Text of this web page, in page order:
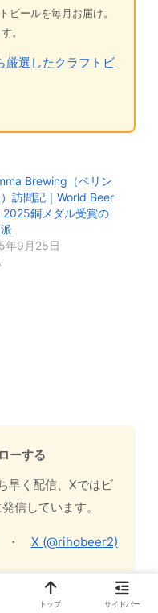
ビールを毎月お届け。
。
厳選したクラフトビ
Brewing（ベリン
訪問記｜World Beer
2025銅メダル受賞の
年9月25日
ーする
早く配信、Xではビ
信しています。
・ X (@rihobeer2)
トップ サイドバー